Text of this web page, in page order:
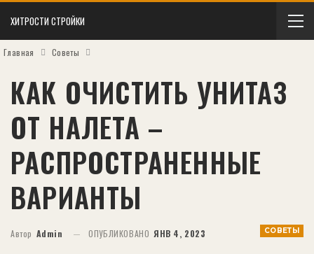
ХИТРОСТИ СТРОЙКИ
Главная Советы
КАК ОЧИСТИТЬ УНИТАЗ
ОТ НАЛЕТА –
РАСПРОСТРАНЕННЫЕ
ВАРИАНТЫ
СОВЕТЫ
Автор Admin ОПУБЛИКОВАНО ЯНВ 4, 2023